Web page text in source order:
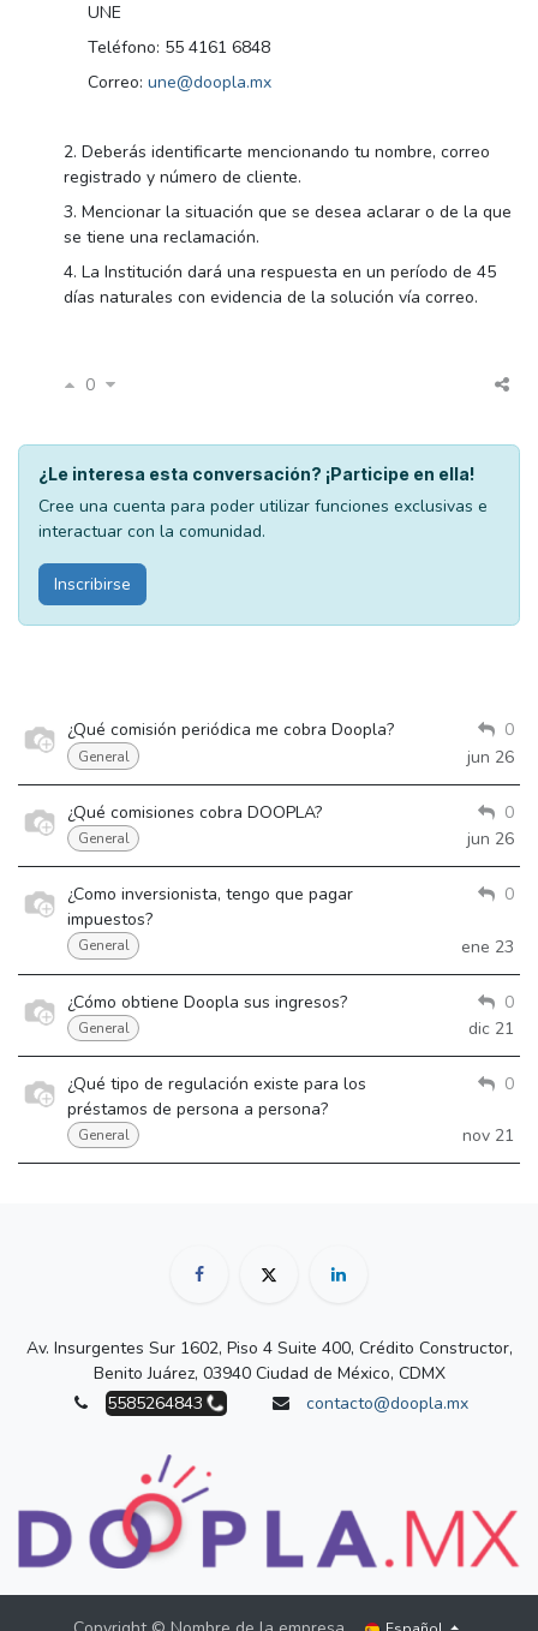
UNE
Teléfono: 55 4161 6848
Correo: une@doopla.mx
2. Deberás identificarte mencionando tu nombre, correo
registrado y número de cliente.
3. Mencionar la situación que se desea aclarar o de la que
se tiene una reclamación.
4. La Institución dará una respuesta en un período de 45
días naturales con evidencia de la solución vía correo.
0
¿Le interesa esta conversación? ¡Participe en ella!
Cree una cuenta para poder utilizar funciones exclusivas e
interactuar con la comunidad.
Inscribirse
¿Qué comisión periódica me cobra Doopla?
General
0
jun 26
¿Qué comisiones cobra DOOPLA?
General
0
jun 26
¿Como inversionista, tengo que pagar
impuestos?
General
0
ene 23
¿Cómo obtiene Doopla sus ingresos?
General
0
dic 21
¿Qué tipo de regulación existe para los
préstamos de persona a persona?
General
0
nov 21
Av. Insurgentes Sur 1602, Piso 4 Suite 400, Crédito Constructor,
Benito Juárez, 03940 Ciudad de México, CDMX
5585264843
contacto@doopla.mx